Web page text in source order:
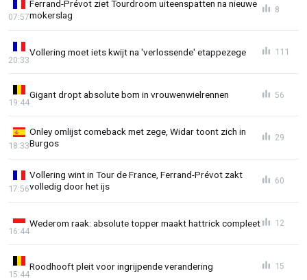
Ferrand-Prévot ziet Tourdroom uiteenspatten na nieuwe
mokerslag
07:57
8
Vollering moet iets kwijt na 'verlossende' etappezege
20:33
111
Gigant dropt absolute bom in vrouwenwielrennen
19:44
56
Onley omlijst comeback met zege, Widar toont zich in
Burgos
18:33
29
Vollering wint in Tour de France, Ferrand-Prévot zakt
volledig door het ijs
17:56
60
Wederom raak: absolute topper maakt hattrick compleet
16:44
12
Roodhooft pleit voor ingrijpende verandering
15:44
15